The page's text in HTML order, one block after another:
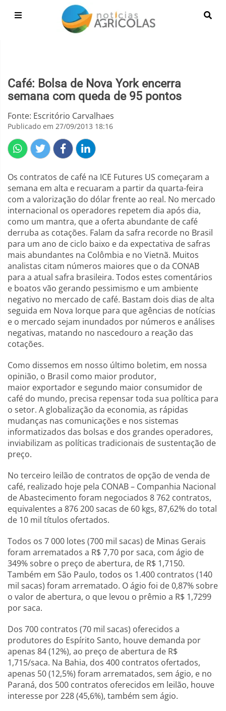
Café: Bolsa de Nova York encerra
semana com queda de 95 pontos
Fonte: Escritório Carvalhaes
Publicado em 27/09/2013 18:16
Os contratos de café na ICE Futures US começaram a
semana em alta e recuaram a partir da quarta-feira
com a valorização do dólar frente ao real. No mercado
internacional os operadores repetem dia após dia,
como um mantra, que a oferta abundante de café
derruba as cotações. Falam da safra recorde no Brasil
para um ano de ciclo baixo e da expectativa de safras
mais abundantes na Colômbia e no Vietnã. Muitos
analistas citam números maiores que o da CONAB
para a atual safra brasileira. Todos estes comentários
e boatos vão gerando pessimismo e um ambiente
negativo no mercado de café. Bastam dois dias de alta
seguida em Nova Iorque para que agências de notícias
e o mercado sejam inundados por números e análises
negativas, matando no nascedouro a reação das
cotações.
Como dissemos em nosso último boletim, em nossa
opinião, o Brasil como maior produtor,
maior exportador e segundo maior consumidor de
café do mundo, precisa repensar toda sua política para
o setor. A globalização da economia, as rápidas
mudanças nas comunicações e nos sistemas
informatizados das bolsas e dos grandes operadores,
inviabilizam as políticas tradicionais de sustentação de
preço.
No terceiro leilão de contratos de opção de venda de
café, realizado hoje pela CONAB – Companhia Nacional
de Abastecimento foram negociados 8 762 contratos,
equivalentes a 876 200 sacas de 60 kgs, 87,62% do total
de 10 mil títulos ofertados.
Todos os 7 000 lotes (700 mil sacas) de Minas Gerais
foram arrematados a R$ 7,70 por saca, com ágio de
349% sobre o preço de abertura, de R$ 1,7150.
Também em São Paulo, todos os 1.400 contratos (140
mil sacas) foram arrematado. O ágio foi de 0,87% sobre
o valor de abertura, o que levou o prêmio a R$ 1,7299
por saca.
Dos 700 contratos (70 mil sacas) oferecidos a
produtores do Espírito Santo, houve demanda por
apenas 84 (12%), ao preço de abertura de R$
1,715/saca. Na Bahia, dos 400 contratos ofertados,
apenas 50 (12,5%) foram arrematados, sem ágio, e no
Paraná, dos 500 contratos oferecidos em leilão, houve
interesse por 228 (45,6%), também sem ágio.